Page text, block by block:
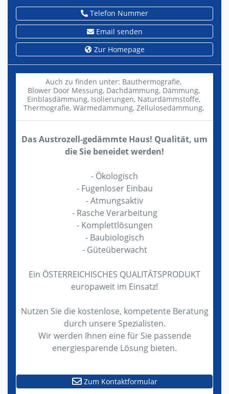
Telefon Nummer
Email senden
Zur Homepage
Auch zu finden unter: Bauthermografie,
Blower Door Messung, Dachdämmung, Dämmung,
Einblasdämmung, Isolierungen, Naturdämmstoffe,
Thermografie, Wärmedämmung, Zellulosedämmung,
Das Austrozell-gedämmte Haus! Qualität, um
die Sie beneidet werden!
- Ökologisch
- Fugenloser Einbau
- Atmungsaktiv
- Rasche Verarbeitung
- Komplettlösungen
- Baubiologisch
- Güteüberwacht
Ein ÖSTERREICHISCHES QUALITÄTSPRODUKT
europaweit im Einsatz!
Nutzen Sie die kostenlose, kompetente Beratung
durch unsere Spezialisten.
Wir werden Ihnen eine für Sie passende
energiesparende Lösung bieten.
Zum Kontaktformular